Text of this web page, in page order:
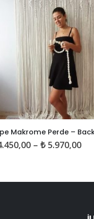
Bu ürünün birden fazla varyasyonu var. Seçenekler ürün sayfasından seçilebilir
Tropic Makrome
₺430,00